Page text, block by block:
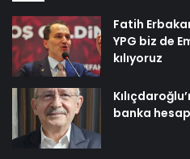
Fatih
YPG biz de
kılıyoruz
banka